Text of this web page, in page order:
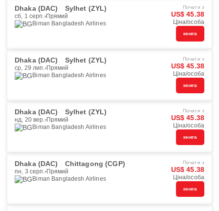
Dhaka (DAC) Sylhet (ZYL)
сб, 1 серп. Прямий
Biman Bangladesh Airlines
Почати з
US$ 45.38
Ціна/особа
книга
Dhaka (DAC) Sylhet (ZYL)
ср, 29 лип. Прямий
Biman Bangladesh Airlines
Почати з
US$ 45.38
Ціна/особа
книга
Dhaka (DAC) Sylhet (ZYL)
нд, 20 вер. Прямий
Biman Bangladesh Airlines
Почати з
US$ 45.38
Ціна/особа
книга
Dhaka (DAC) Chittagong (CGP)
пн, 3 серп. Прямий
Biman Bangladesh Airlines
Почати з
US$ 45.38
Ціна/особа
книга